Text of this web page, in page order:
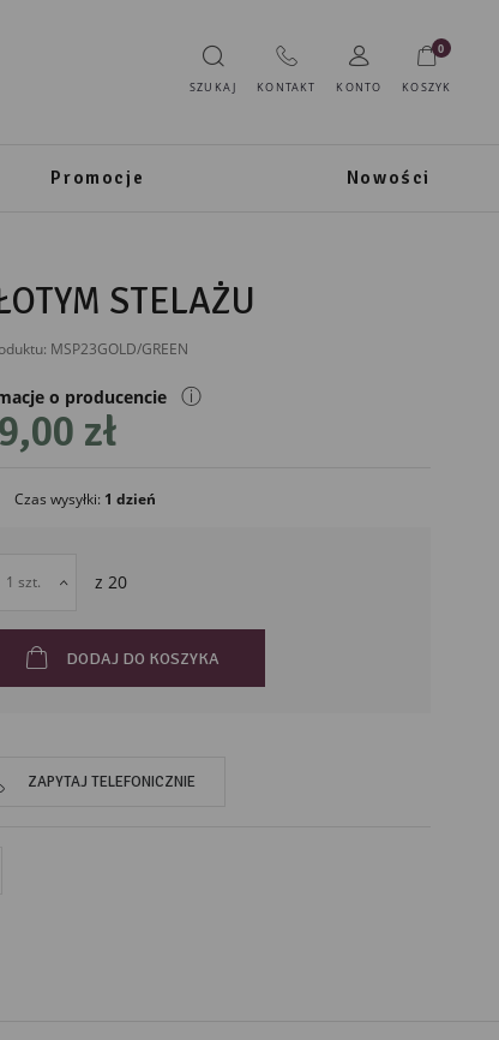
SZUKAJ KONTAKT KONTO KOSZYK
0
Promocje Nowości
STELAŻU
MSP23GOLD/GREEN
o producencie
Prezent Marek Sikorski
Polska
ⓘ
zł
Czas wysyłki: 1 dzień
z 20
DODAJ DO KOSZYKA
ZAPYTAJ TELEFONICZNIE